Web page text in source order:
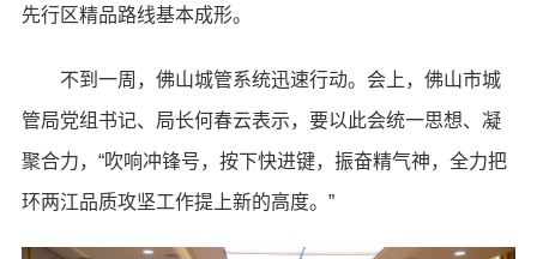
先行区精品路线基本成形。
不到一周，佛山城管系统迅速行动。会上，佛山市城
管局党组书记、局长何春云表示，要以此会统一思想、凝
聚合力，“吹响冲锋号，按下快进键，振奋精气神，全力把
环两江品质攻坚工作提上新的高度。”